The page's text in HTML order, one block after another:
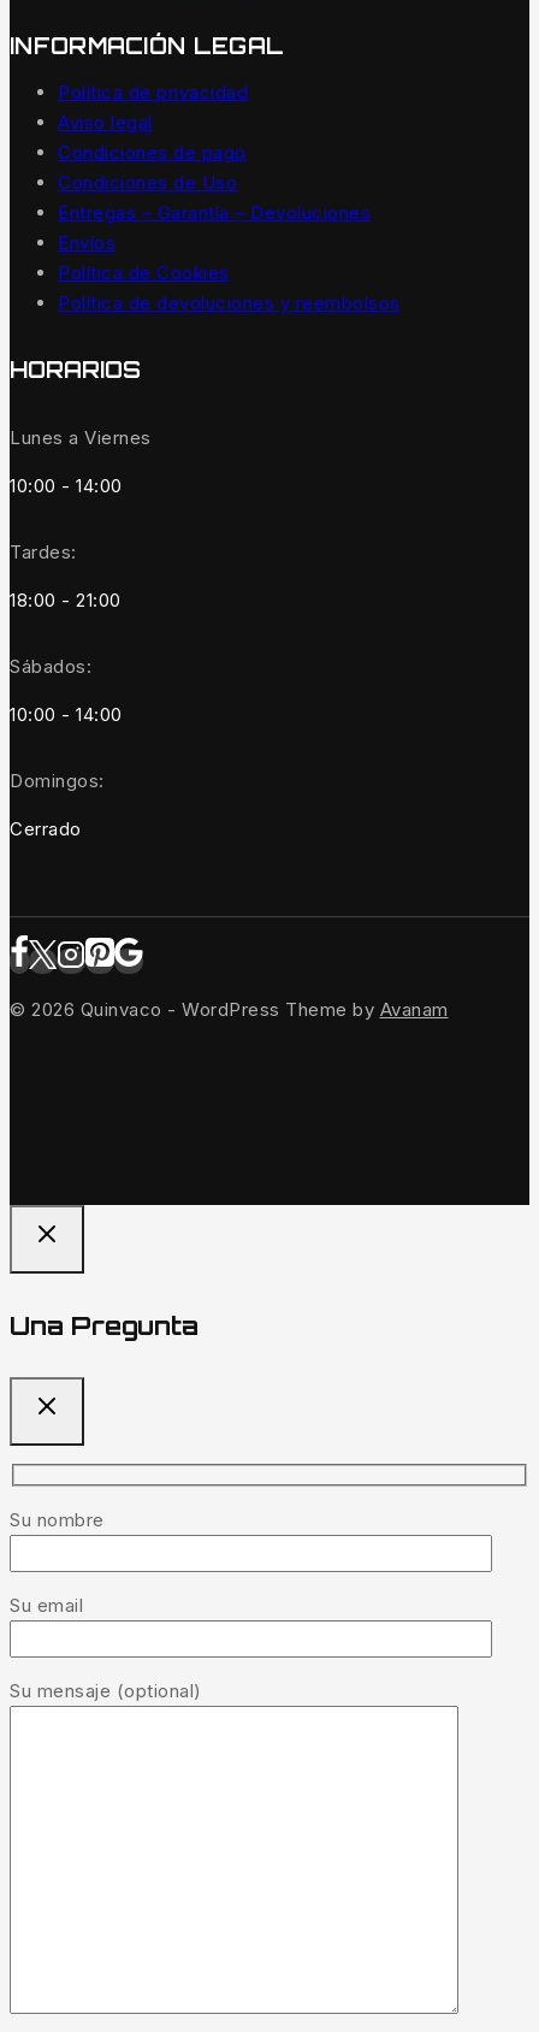
INFORMACIÓN LEGAL
Política de privacidad
Aviso legal
Condiciones de pago
Condiciones de Uso
Entregas – Garantía – Devoluciones
Envíos
Política de Cookies
Política de devoluciones y reembolsos
HORARIOS
Lunes a Viernes
10:00 - 14:00
Tardes:
18:00 - 21:00
Sábados:
10:00 - 14:00
Domingos:
Cerrado
© 2026 Quinvaco - WordPress Theme by Avanam
Una Pregunta
Su nombre
Su email
Su mensaje (optional)